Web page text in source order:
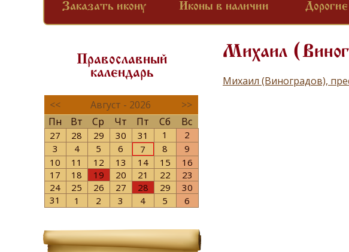
Заказать икону Иконы в наличии
Православный
календарь
<< Август - 2026
>>
Пн
Вт Ср Чт Пт Сб Вс
27 28 29 30 31 1
2
3
4 5 6 7 8
9
10
11 12 13 14 15
16
17
18 19 20 21 22
23
24
25 26 27 28 29
30
31
1 2 3 4 5 6
Михаил
Михаил (Виноградов),